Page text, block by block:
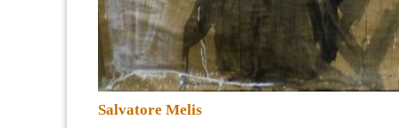
Salvatore Melis